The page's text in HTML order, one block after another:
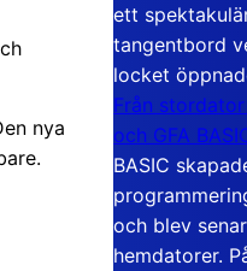
nya
ett
tangentbord
locket
Från
och GFA
BASIC
och blev
hemdatorer.